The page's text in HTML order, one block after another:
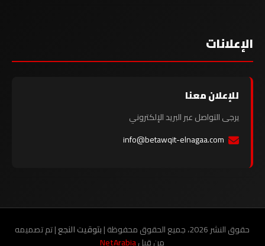
الإعلانات
للإعلان معنا
يرجى التواصل عبر البريد الإلكتروني
info@betawqit-elnagaa.com
حقوق النشر 2026، جميع الحقوق محفوظة | بتوقيت النجع| تم تصميمه
من قبلNetArabia